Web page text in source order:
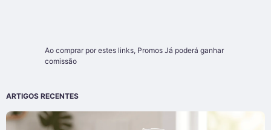
Ao comprar por estes links, Promos Já poderá ganhar
comissão
ARTIGOS RECENTES